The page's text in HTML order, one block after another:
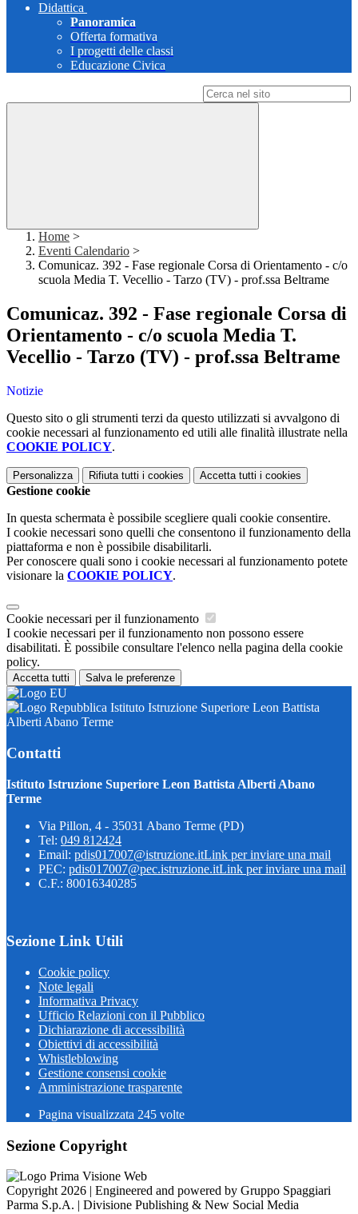
Didattica
Panoramica
Offerta formativa
I progetti delle classi
Educazione Civica
Home >
Eventi Calendario >
Comunicaz. 392 - Fase regionale Corsa di Orientamento - c/o
scuola Media T. Vecellio - Tarzo (TV) - prof.ssa Beltrame
Comunicaz. 392 - Fase regionale Corsa di
Orientamento - c/o scuola Media T.
Vecellio - Tarzo (TV) - prof.ssa Beltrame
Notizie
Questo sito o gli strumenti terzi da questo utilizzati si avvalgono di
cookie necessari al funzionamento ed utili alle finalità illustrate nella
COOKIE POLICY.
Personalizza Rifiuta tutti i cookies Accetta tutti i cookies
Gestione cookie
In questa schermata è possibile scegliere quali cookie consentire.
I cookie necessari sono quelli che consentono il funzionamento della
piattaforma e non è possibile disabilitarli.
Per conoscere quali sono i cookie necessari al funzionamento potete
visionare la COOKIE POLICY.
Cookie necessari per il funzionamento
I cookie necessari per il funzionamento non possono essere
disabilitati. È possibile consultare l'elenco nella pagina della cookie
policy.
Accetta tutti Salva le preferenze
Istituto Istruzione Superiore Leon Battista
Alberti Abano Terme
Contatti
Istituto Istruzione Superiore Leon Battista Alberti Abano
Terme
Via Pillon, 4 - 35031 Abano Terme (PD)
Tel: 049 812424
Email: pdis017007@istruzione.itLink per inviare una mail
PEC: pdis017007@pec.istruzione.itLink per inviare una mail
C.F.: 80016340285
Sezione Link Utili
Cookie policy
Note legali
Informativa Privacy
Ufficio Relazioni con il Pubblico
Dichiarazione di accessibilità
Obiettivi di accessibilità
Whistleblowing
Gestione consensi cookie
Amministrazione trasparente
Pagina visualizzata 245 volte
Sezione Copyright
Copyright 2026 | Engineered and powered by Gruppo Spaggiari
Parma S.p.A. | Divisione Publishing & New Social Media